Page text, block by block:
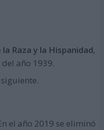
la Raza y la Hispanidad,
año 1939.
el año 2019 se eliminó